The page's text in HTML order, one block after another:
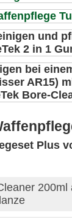
Plus
200ml